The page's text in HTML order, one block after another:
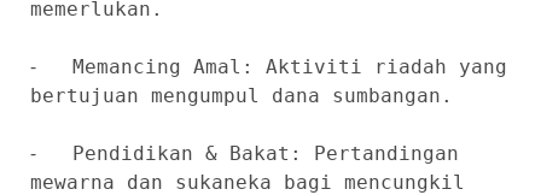
memerlukan.
⁃   Memancing Amal: Aktiviti riadah yang
bertujuan mengumpul dana sumbangan.
⁃   Pendidikan & Bakat: Pertandingan
mewarna dan sukaneka bagi mencungkil